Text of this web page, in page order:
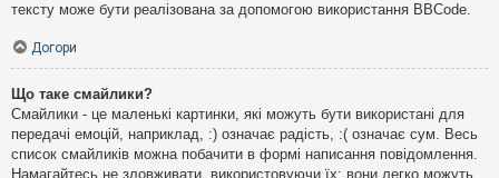
тексту може бути реалізована за допомогою використання BBCode.
Догори
Що таке смайлики?
Смайлики - це маленькі картинки, які можуть бути використані для
передачі емоцій, наприклад, :) означає радість, :( означає сум. Весь
список смайликів можна побачити в формі написання повідомлення.
Намагайтесь не зловживати, використовуючи їх: вони легко можуть